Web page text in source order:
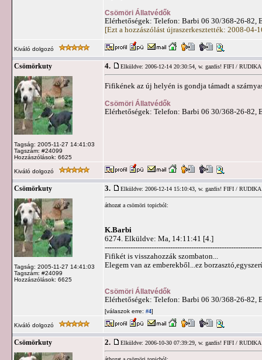
Csömöri Állatvédők
Elérhetőségek: Telefon: Barbi 06 30/368-26-82,
[Ezt a hozzászólást újraszerkesztették: 2008-04-
Kiváló dolgozó
Csömörkuty
Tagság: 2005-11-27 14:41:03
Tagszám: #24099
Hozzászólások: 6625
4. Elküldve: 2006-12-14 20:30:54, w. gazdis! FIFI / RUDIKA
Fifikének az új helyén is gondja támadt a
Csömöri Állatvédők
Elérhetőségek: Telefon: Barbi 06 30/368-26-82,
Kiváló dolgozó
Csömörkuty
Tagság: 2005-11-27 14:41:03
Tagszám: #24099
Hozzászólások: 6625
3. Elküldve: 2006-12-14 15:10:43, w. gazdis! FIFI / RUDIKA
áthozat a csömöri topicból:
K.Barbi
6274. Elküldve: Ma, 14:11:41 [4.]
Fifikét is visszahozzák szombaton...
Elegem van az emberekből...ez
Csömöri Állatvédők
Elérhetőségek: Telefon: Barbi 06 30/368-26-82,
[válaszok erre: #4]
Kiváló dolgozó
Csömörkuty 2. Elküldve: 2006-10-30 07:39:29, w. gazdis! FIFI / RUDIKA